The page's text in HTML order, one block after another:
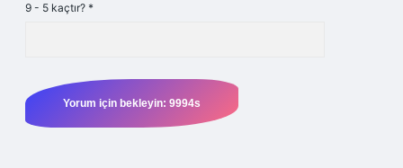
9 - 5 kaçtır? *